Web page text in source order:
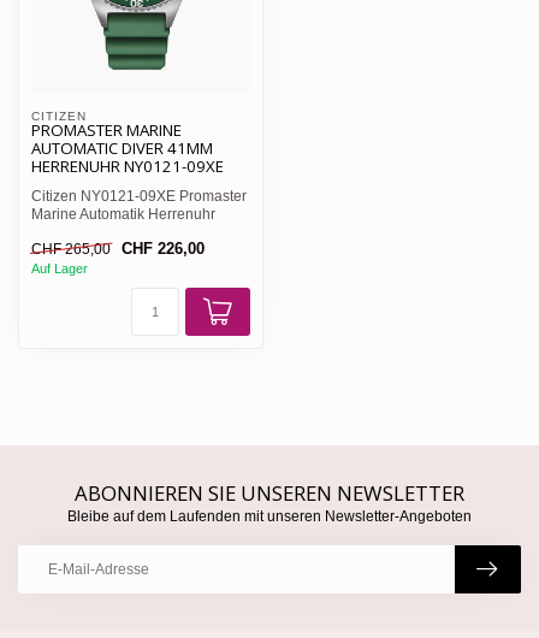
CITIZEN
PROMASTER MARINE
AUTOMATIC DIVER 41MM
HERRENUHR NY0121-09XE
Citizen NY0121-09XE Promaster
Marine Automatik Herrenuhr
CHF 265,00
CHF 226,00
Auf Lager
ABONNIEREN SIE UNSEREN NEWSLETTER
Bleibe auf dem Laufenden mit unseren Newsletter-Angeboten